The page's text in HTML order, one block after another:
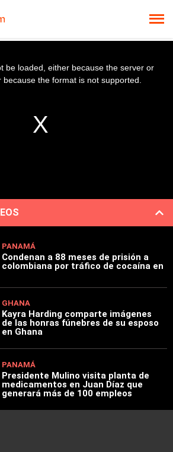
be loaded, either because the server or
because the format is not supported.
PANAMÁ
Condenan a 88 meses de prisión a
colombiana por tráfico de cocaína en
GHANA
Kayra Harding comparte imágenes
de las honras fúnebres de su esposo
en Ghana
PANAMÁ
Presidente Mulino visita planta de
medicamentos en Juan Díaz que
generará más de 100 empleos